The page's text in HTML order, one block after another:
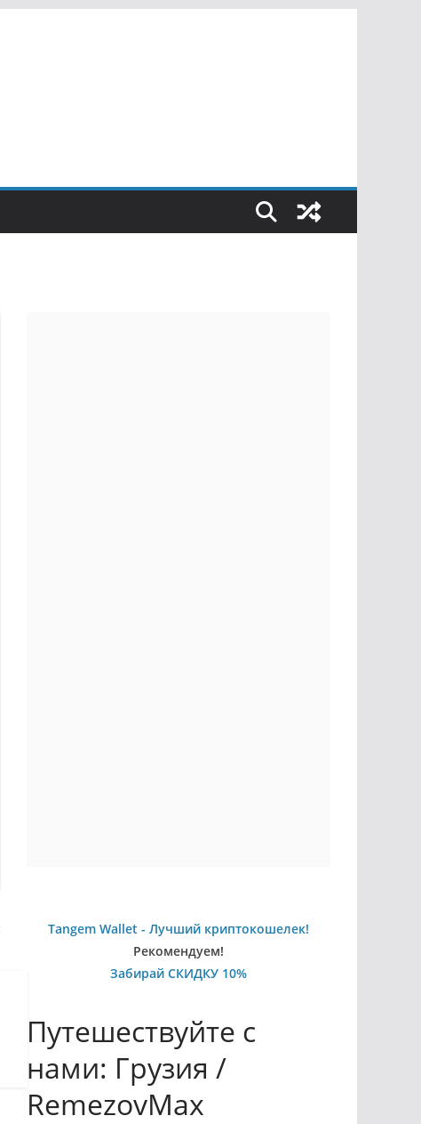
Tangem Wallet - Лучший криптокошелек!
Рекомендуем!
Забирай СКИДКУ 10%
Путешествуйте с
нами: Грузия /
RemezovMax